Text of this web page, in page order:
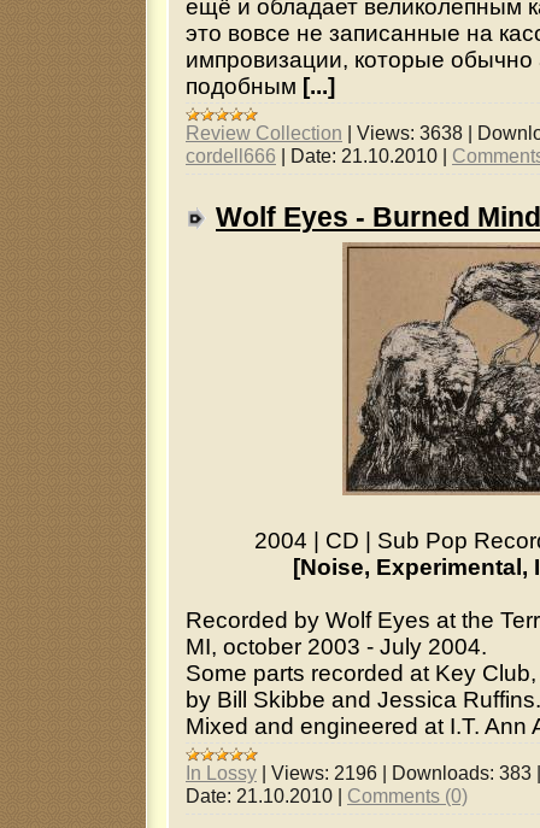
ещё и обладает великолепным
это вовсе не записанные на
импровизации, которые обычно
подобным [...]
Review Collection Views: 3638
cordell666
Date: 21.10.2010
Wolf Eyes - Burned Mind
2004 CD
Sub Pop
[Noise, Experimental,
Recorded by Wolf Eyes at the
MI, october 2003 - July 2004.
Some parts recorded at Key
by Bill Skibbe and Jessica Ruffins.
Mixed and engineered at I.T. Ann
In Lossy Views: 2196 Downloads: 383
Date: 21.10.2010 Comments (0)